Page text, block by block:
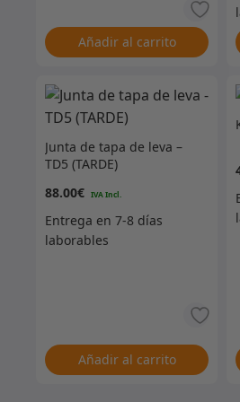
Añadir al carrito
Junta de tapa de leva –
TD5 (TARDE)
88.00€
Añadir al carrito